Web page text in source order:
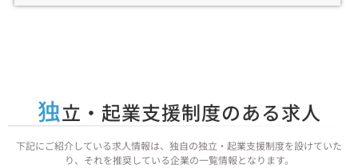
独立・起業支援制度のある求人
下記にご紹介している求人情報は、独自の独立・起業支援制度を設けていた
り、それを推奨している企業の一覧情報となります。